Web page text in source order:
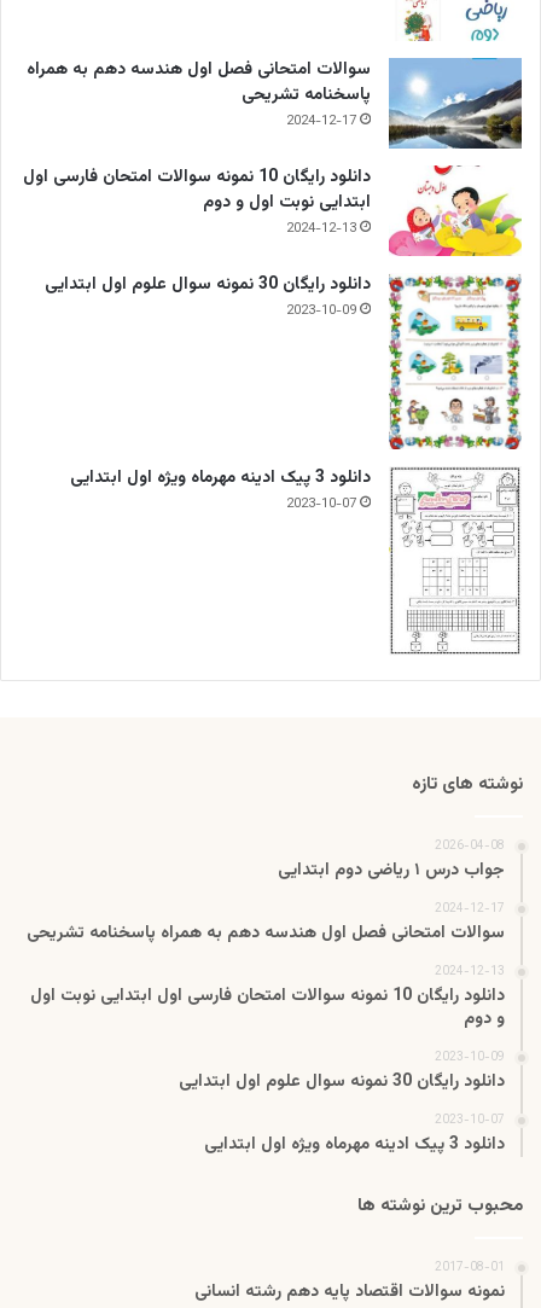
سوالات امتحانی فصل اول هندسه دهم به همراه
پاسخنامه تشریحی
2024-12-17
دانلود رایگان 10 نمونه سوالات امتحان فارسی اول
ابتدایی نوبت اول و دوم
2024-12-13
دانلود رایگان 30 نمونه سوال علوم اول ابتدایی
2023-10-09
دانلود 3 پیک ادینه مهرماه ویژه اول ابتدایی
2023-10-07
نوشته های تازه
2026-04-08
جواب درس ۱ ریاضی دوم ابتدایی
2024-12-17
سوالات امتحانی فصل اول هندسه دهم به همراه پاسخنامه تشریحی
2024-12-13
دانلود رایگان 10 نمونه سوالات امتحان فارسی اول ابتدایی نوبت اول
و دوم
2023-10-09
دانلود رایگان 30 نمونه سوال علوم اول ابتدایی
2023-10-07
دانلود 3 پیک ادینه مهرماه ویژه اول ابتدایی
محبوب ترین نوشته ها
2017-08-01
نمونه سوالات اقتصاد پایه دهم رشته انسانی